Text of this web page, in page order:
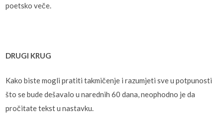
poetsko veče.
DRUGI KRUG
Kako biste mogli pratiti takmičenje i razumjeti sve u potpunosti
što se bude dešavalo u narednih 60 dana, neophodno je da
pročitate tekst u nastavku.